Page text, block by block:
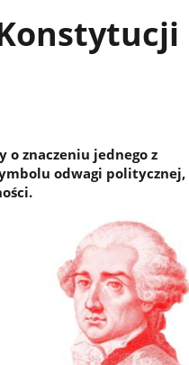
znaczeniu jednego z
odwagi politycznej,